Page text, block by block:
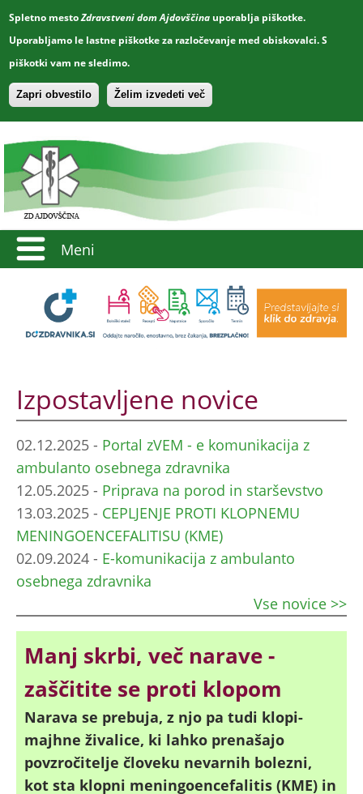
Spletno mestoZdravstveni dom Ajdovščina uporablja piškotke.
Uporabljamo le lastne piškotke za razločevanje med obiskovalci. S
piškotki vam ne sledimo.
Zapri obvestilo Želim izvedeti več
Meni
Izpostavljene novice
02.12.2025 - Portal zVEM - e komunikacija z
ambulanto osebnega zdravnika
12.05.2025 - Priprava na porod in starševstvo
13.03.2025 - CEPLJENJE PROTI KLOPNEMU
MENINGOENCEFALITISU (KME)
02.09.2024 - E-komunikacija z ambulanto
osebnega zdravnika
Vse novice >>
Manj skrbi, več narave -
zaščitite se proti klopom
Narava se prebuja, z njo pa tudi klopi-
majhne živalice, ki lahko prenašajo
povzročitelje človeku nevarnih bolezni,
kot sta klopni meningoencefalitis (KME) in